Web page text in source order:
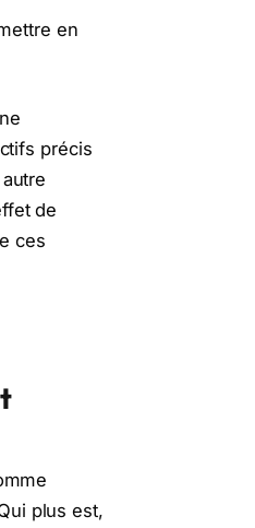
en
précis
de
ces
plus est,